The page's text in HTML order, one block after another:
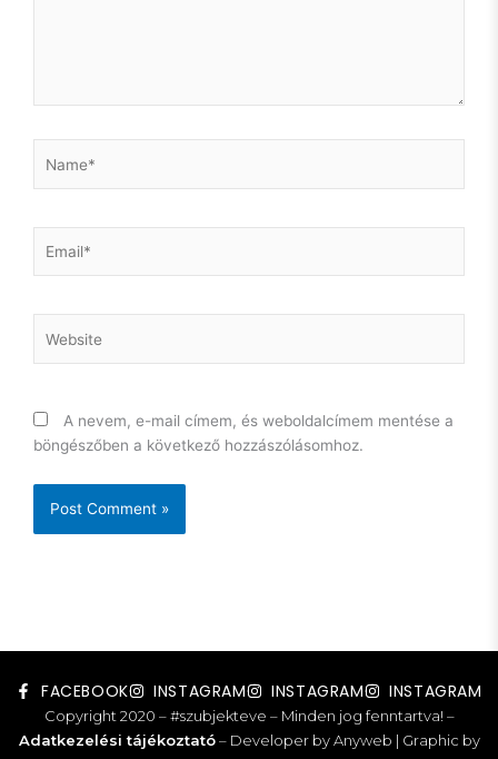
A nevem, e-mail címem, és weboldalcímem mentése a
böngészőben a következő hozzászólásomhoz.
FACEBOOK INSTAGRAM INSTAGRAM INSTAGRAM
Copyright 2020 – #szubjekteve – Minden jog fenntartva! –
Adatkezelési tájékoztató– Developer by Anyweb | Graphic by